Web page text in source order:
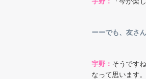
ーーでも、友さ
宇野： そうです
なって思います